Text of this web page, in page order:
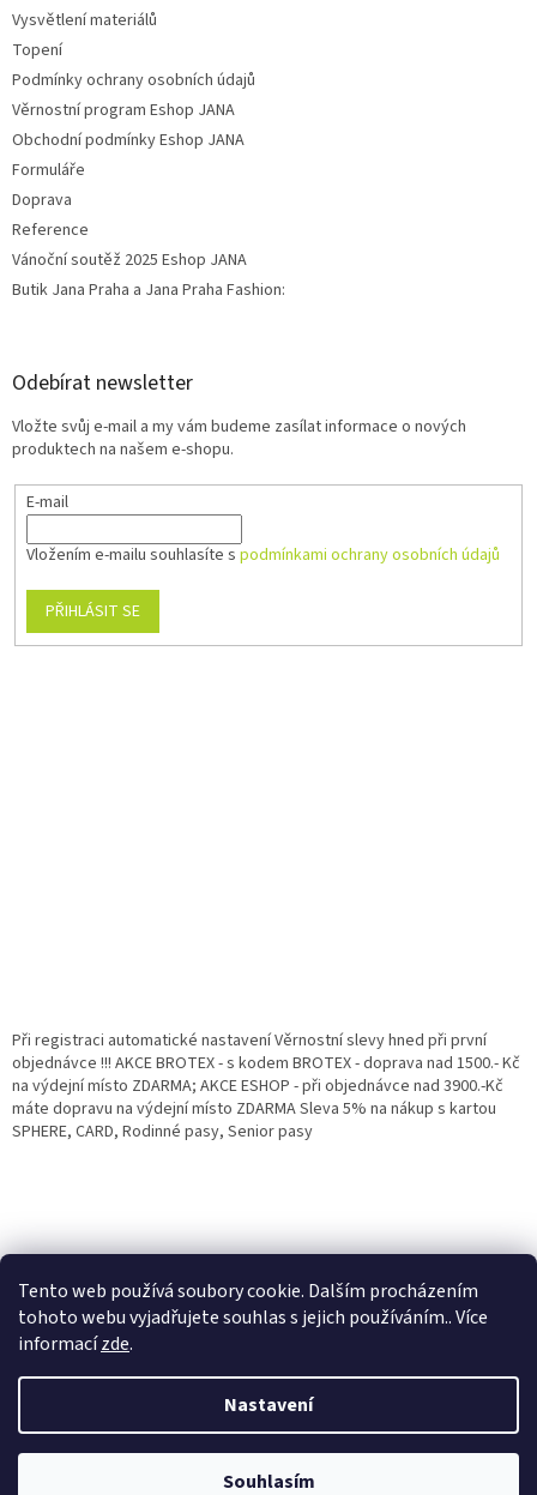
Tento web používá soubory cookie. Dalším procházením
tohoto webu vyjadřujete souhlas s jejich používáním.. Více
informacízde.
Nastavení
Souhlasím
nastavená Věrnostní sleva 3% - 10% na Všechny Vaše další nákupy. Čím
víc nakoupíte, tím větší slevu můžete získat. Vaše objednávky se sčítají.
Využít můžete i "Slevové kody" nebo DOPRAVU ZDARMA. Přejeme
příjemný nákup u nás Jana Kotasová Komárková a kolektiv pracovníků
Vysvětlení materiálů
Topení
Podmínky ochrany osobních údajů
Věrnostní program Eshop JANA
Obchodní podmínky Eshop JANA
Formuláře
Doprava
Reference
Vánoční soutěž 2025 Eshop JANA
Butik Jana Praha a Jana Praha Fashion:
Odebírat newsletter
Vložte svůj e-mail a my vám budeme zasílat informace o nových
produktech na našem e-shopu.
E-mail
Vložením e-mailu souhlasíte s podmínkami ochrany osobních údajů
PŘIHLÁSIT SE
Při registraci automatické nastavení Věrnostní slevy hned při první
objednávce !!! AKCE BROTEX - s kodem BROTEX - doprava nad 1500.- Kč
na výdejní místo ZDARMA; AKCE ESHOP - při objednávce nad 3900.-Kč
máte dopravu na výdejní místo ZDARMA Sleva 5% na nákup s kartou
SPHERE, CARD, Rodinné pasy, Senior pasy
Copyright 2026Eshop Jana. Všechna práva vyhrazena.